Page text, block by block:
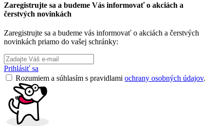
Zaregistrujte sa a budeme Vás informovať o akciách a
čerstvých novinkách
Zaregistrujte sa a budeme vás informovať o akciách a čerstvých
novinkách priamo do vašej schránky:
Prihlásiť sa
Rozumiem a súhlasím s pravidlami ochrany osobných údajov.